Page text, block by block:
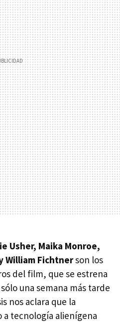
Usher, Maika Monroe,
William Fichtnerson los
del film, que se estrena
una semana más tarde
nos aclara que la
tecnología alienígena